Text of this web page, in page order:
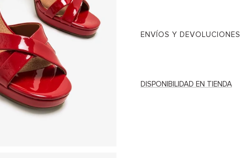
ENVÍOS Y DEVOLUCIONES
DISPONIBILIDAD EN TIENDA